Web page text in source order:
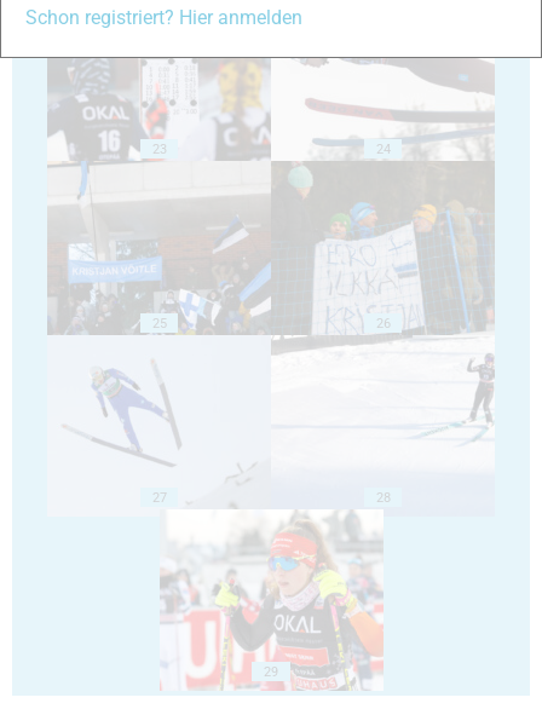
23 24
25 26
27 28
29
Schon registriert? Hier anmelden